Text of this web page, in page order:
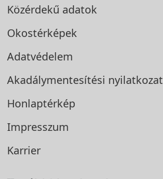
Közérdekű adatok
Okostérképek
Adatvédelem
Akadálymentesítési nyilatkozat
Honlaptérkép
Impresszum
Karrier